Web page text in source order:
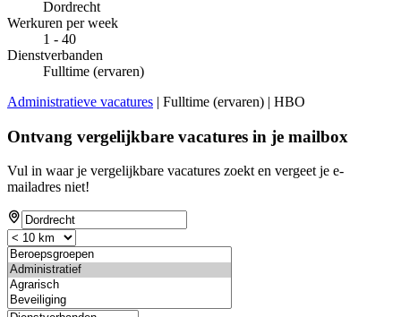
Dordrecht
Werkuren per week
1 - 40
Dienstverbanden
Fulltime (ervaren)
Administratieve vacatures | Fulltime (ervaren) | HBO
Ontvang vergelijkbare vacatures in je mailbox
Vul in waar je vergelijkbare vacatures zoekt en vergeet je e-
mailadres niet!